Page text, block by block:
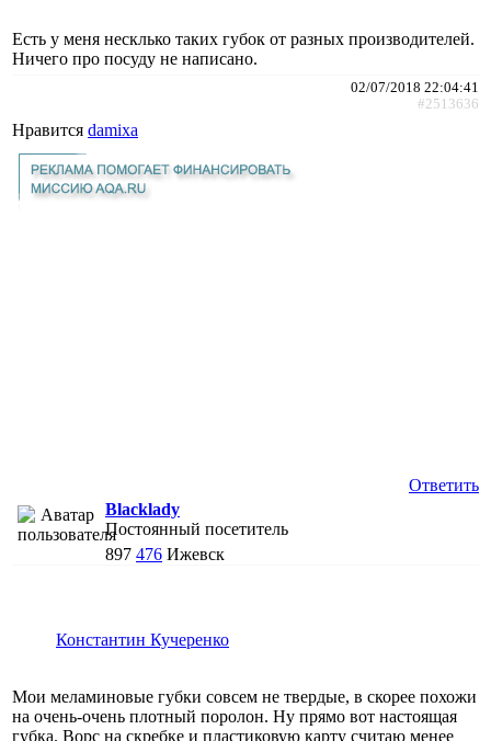
Есть у меня несклько таких губок от разных производителей.
Ничего про посуду не написано.
02/07/2018 22:04:41
#2513636
Нравится damixa
Ответить
Blacklady
Постоянный посетитель
897 476 Ижевск
Константин Кучеренко
Мои меламиновые губки совсем не твердые, в скорее похожи
на очень-очень плотный поролон. Ну прямо вот настоящая
губка. Ворс на скребке и пластиковую карту считаю менее